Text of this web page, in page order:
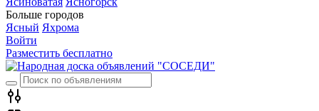
Больше городов
Ясный Яхрома
Войти
Разместить бесплатно